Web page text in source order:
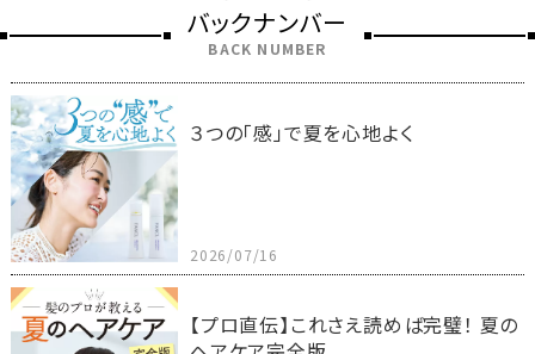
バックナンバー
BACK NUMBER
３つの「感」で夏を心地よく
2026/07/16
【プロ直伝】これさえ読めば完璧！ 夏の